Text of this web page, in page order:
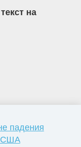
на
падения
США